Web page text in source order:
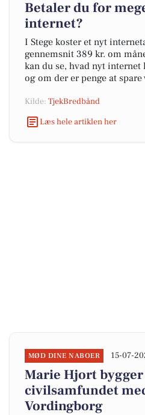
Betaler du for
internet?
I Stege koster et nyt
gennemsnit 389 kr. om
kan du se, hvad nyt
og om der er penge at spare
Kilde: TjekBredbånd
Læs hele artiklen her
MØD DINE NABOER 15-07-
Marie Hjort
civilsamfundet
Vordingborg